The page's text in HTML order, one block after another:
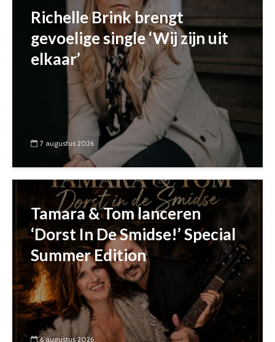
Richelle Brink brengt
gevoelige single ‘Wij zijn uit
elkaar’
7 augustus 2026
Tamara & Tom lanceren
‘Dorst In De Smidse!’ Special
Summer Edition
6 augustus 2026